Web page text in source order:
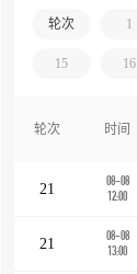
轮次 1
15 16
轮次 时间
21
08-08
12:00
21
08-08
13:00